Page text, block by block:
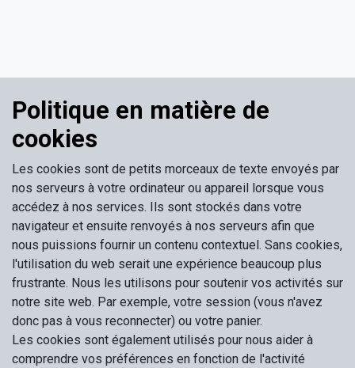
Politique en matière de
cookies
Les cookies sont de petits morceaux de texte envoyés par
nos serveurs à votre ordinateur ou appareil lorsque vous
accédez à nos services. Ils sont stockés dans votre
navigateur et ensuite renvoyés à nos serveurs afin que
nous puissions fournir un contenu contextuel. Sans cookies,
l'utilisation du web serait une expérience beaucoup plus
frustrante. Nous les utilisons pour soutenir vos activités sur
notre site web. Par exemple, votre session (vous n'avez
donc pas à vous reconnecter) ou votre panier.
Les cookies sont également utilisés pour nous aider à
comprendre vos préférences en fonction de l'activité